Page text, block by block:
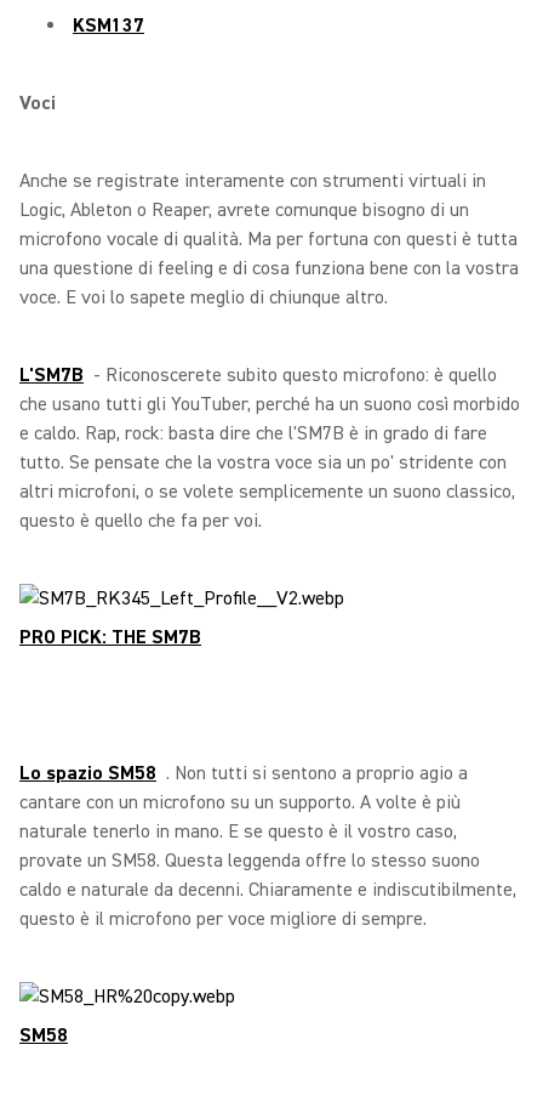
KSM137
Voci
Anche se registrate interamente con strumenti virtuali in
Logic, Ableton o Reaper, avrete comunque bisogno di un
microfono vocale di qualità. Ma per fortuna con questi è tutta
una questione di feeling e di cosa funziona bene con la vostra
voce. E voi lo sapete meglio di chiunque altro.
L'SM7B - Riconoscerete subito questo microfono: è quello
che usano tutti gli YouTuber, perché ha un suono così morbido
e caldo. Rap, rock: basta dire che l'SM7B è in grado di fare
tutto. Se pensate che la vostra voce sia un po' stridente con
altri microfoni, o se volete semplicemente un suono classico,
questo è quello che fa per voi.
PRO PICK: THE SM7B
Lo spazio SM58 . Non tutti si sentono a proprio agio a
cantare con un microfono su un supporto. A volte è più
naturale tenerlo in mano. E se questo è il vostro caso,
provate un SM58. Questa leggenda offre lo stesso suono
caldo e naturale da decenni. Chiaramente e indiscutibilmente,
questo è il microfono per voce migliore di sempre.
SM58